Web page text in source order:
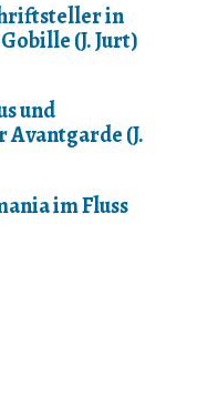
in
(J. Jurt)
und
(J.
im Fluss